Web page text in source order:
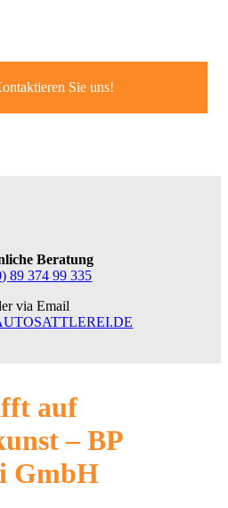
Sie uns!
Beratung
89 374 99 335
via Email
auf
– BP
GmbH